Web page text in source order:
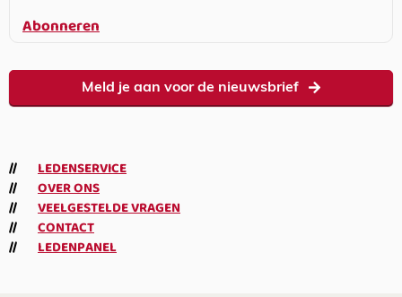
Abonneren
Meld je aan voor de nieuwsbrief
LEDENSERVICE
OVER ONS
VEELGESTELDE VRAGEN
CONTACT
LEDENPANEL